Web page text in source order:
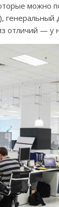
можно
), генеральный
отличий — у